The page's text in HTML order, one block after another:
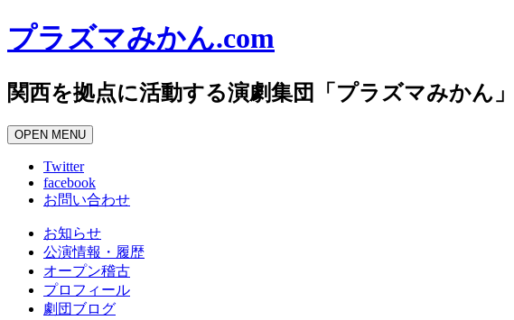
プラズマみかん.com
関西を拠点に活動する演劇集団「プラズマみかん
OPEN MENU
Twitter
facebook
お問い合わせ
お知らせ
公演情報・履歴
オープン稽古
プロフィール
劇団ブログ